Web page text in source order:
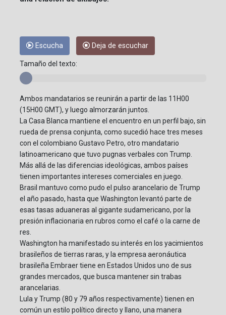
Escucha Deja de escuchar
Tamaño del texto:
Ambos mandatarios se reunirán a partir de las 11H00
(15H00 GMT), y luego almorzarán juntos.
La Casa Blanca mantiene el encuentro en un perfil bajo, sin
rueda de prensa conjunta, como sucedió hace tres meses
con el colombiano Gustavo Petro, otro mandatario
latinoamericano que tuvo pugnas verbales con Trump.
Más allá de las diferencias ideológicas, ambos países
tienen importantes intereses comerciales en juego.
Brasil mantuvo como pudo el pulso arancelario de Trump
el año pasado, hasta que Washington levantó parte de
esas tasas aduaneras al gigante sudamericano, por la
presión inflacionaria en rubros como el café o la carne de
res.
Washington ha manifestado su interés en los yacimientos
brasileños de tierras raras, y la empresa aeronáutica
brasileña Embraer tiene en Estados Unidos uno de sus
grandes mercados, que busca mantener sin trabas
arancelarias.
Lula y Trump (80 y 79 años respectivamente) tienen en
común un estilo político directo y llano, una manera